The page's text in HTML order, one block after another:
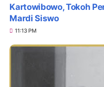
Kartowibowo, Tokoh
Mardi Siswo
11:13 PM